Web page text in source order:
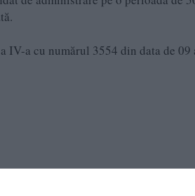
IV-a cu numărul 3554 din data de 09